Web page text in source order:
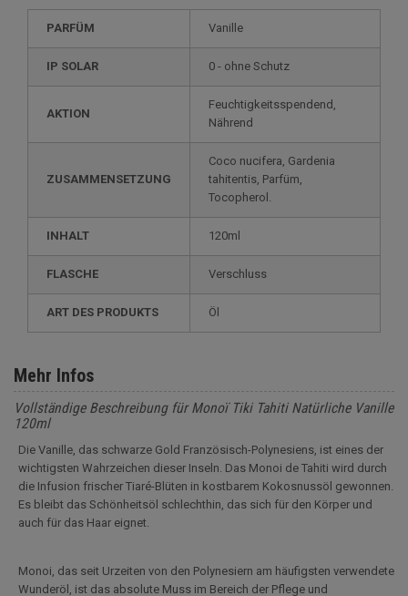
PARFÜM Vanille
IP SOLAR 0 - ohne Schutz
AKTION
Feuchtigkeitsspendend,
Nährend
ZUSAMMENSETZUNG
Coco nucifera, Gardenia
tahitentis, Parfüm,
Tocopherol.
INHALT 120ml
FLASCHE Verschluss
ART DES PRODUKTS Öl
Mehr Infos
Vollständige Beschreibung für Monoï Tiki Tahiti Natürliche Vanille
120ml
Die Vanille, das schwarze Gold Französisch-Polynesiens, ist eines der
wichtigsten Wahrzeichen dieser Inseln. Das Monoi de Tahiti wird durch
die Infusion frischer Tiaré-Blüten in kostbarem Kokosnussöl gewonnen.
Es bleibt das Schönheitsöl schlechthin, das sich für den Körper und
auch für das Haar eignet.
Monoi, das seit Urzeiten von den Polynesiern am häufigsten verwendete
Wunderöl, ist das absolute Muss im Bereich der Pflege und